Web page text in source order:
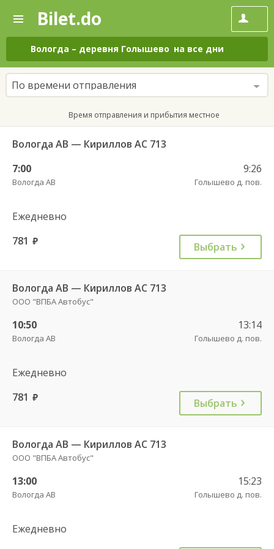
—
Поиск
и
покупка
билетов
на
автобус
онлайн
Bilet.do
Вологда – деревня Голышево на все дни
По времени отправления
Время отправления и прибытия местное
Вологда АВ — Кириллов АС 713
7:00
Вологда АВ
9:26
Голышево д. пов.
Ежедневно
781 руб. Выбрать
Вологда АВ — Кириллов АС 713
ООО "ВПБА Автобус"
10:50
Вологда АВ
13:14
Голышево д. пов.
Ежедневно
781 руб. Выбрать
Вологда АВ — Кириллов АС 713
ООО "ВПБА Автобус"
13:00
Вологда АВ
15:23
Голышево д. пов.
Ежедневно